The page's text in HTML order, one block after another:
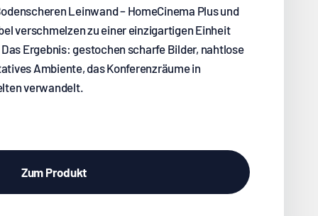
Leinwand – HomeCinema Plus und
verschmelzen zu einer einzigartigen Einheit
Ergebnis: gestochen scharfe Bilder, nahtlose
Ambiente, das Konferenzräume in
verwandelt.
Zum Produkt